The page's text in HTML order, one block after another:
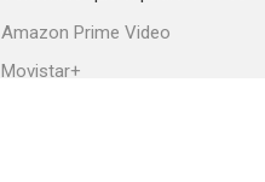
Amazon Prime Video
Movistar+